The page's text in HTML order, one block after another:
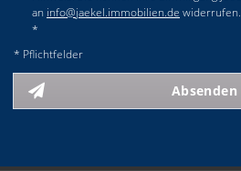
an info@jaekel.immobilien.de
*
* Pflichtfelder
Absenden